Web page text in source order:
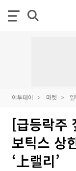
이투데이 마켓
[급등락주
보틱스 상
‘上랠리’